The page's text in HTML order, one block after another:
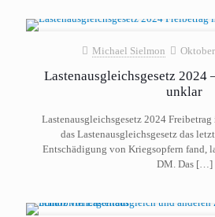
Michael Sielmon
Lastenausgleichsgesetz 2024
unklar
Lastenausgleichsgesetz 2024
das Lastenausgleichsgesetz das
Entschädigung von Kriegsopfern fand,
DM. Das[…]